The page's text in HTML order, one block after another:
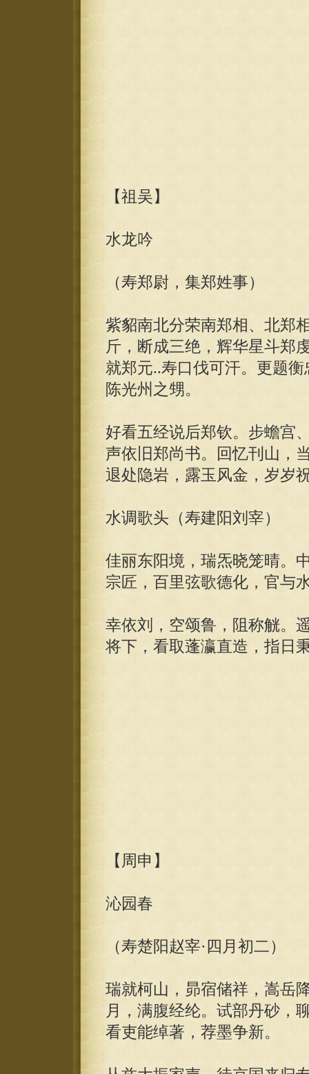
【祖吴】
水龙吟
（寿郑尉，集郑姓事）
紫貂南北分荣南郑相、北郑
斤，断成三绝，辉华星斗郑
就郑元..寿口伐可汗。更题
陈光州之甥。
好看五经说后郑钦。步蟾宫
声依旧郑尚书。回忆刊山，
退处隐岩，露玉风金，岁岁
水调歌头（寿建阳刘宰）
佳丽东阳境，瑞炁晓笼晴。
宗匠，百里弦歌德化，官与
幸依刘，空颂鲁，阻称觥。
将下，看取蓬瀛直造，指日
【周申】
沁园春
（寿楚阳赵宰·四月初二）
瑞就柯山，昴宿储祥，嵩岳
月，满腹经纶。试部丹砂，
看吏能绰著，荐墨争新。